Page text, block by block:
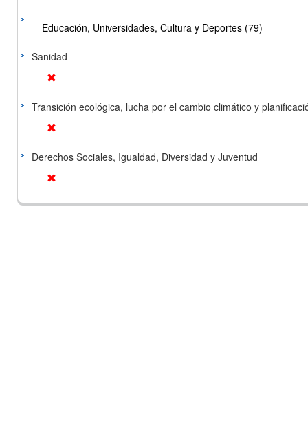
Educación, Universidades, Cultura y Deportes (79)
Sanidad
Transición ecológica, lucha por el cambio climático y
Derechos Sociales, Igualdad, Diversidad y Juventud